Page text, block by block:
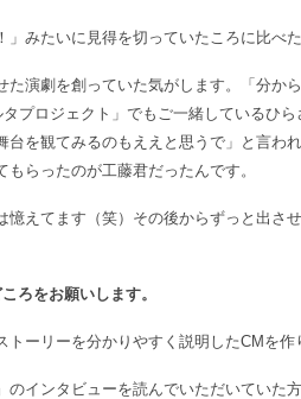
」みたいに見得を切っていたころに比べ
た演劇を創っていた気がします。「分か
プロジェクト」でもご一緒しているひ
台を観てみるのもええと思うで」と言わ
らったのが工藤君だったんです。
憶えてます（笑）その後からずっと出さ
ろをお願いします。
ーリーを分かりやすく説明したCMを作
のインタビューを読んでいただいていた